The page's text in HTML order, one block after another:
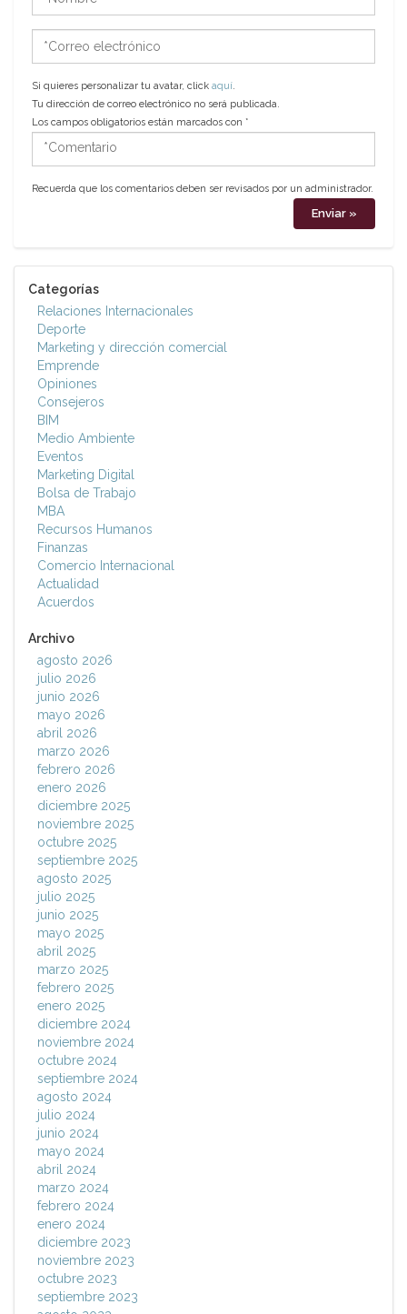
electrónico
Si quieres personalizar tu avatar, click aquí.
Tu dirección de correo electrónico no será publicada.
Los campos obligatorios están marcados con *
*Comentario
Recuerda que los comentarios deben ser revisados por un administrador.
Categorías
Relaciones Internacionales
Deporte
Marketing y dirección comercial
Emprende
Opiniones
Consejeros
BIM
Medio Ambiente
Eventos
Marketing Digital
Bolsa de Trabajo
MBA
Recursos Humanos
Finanzas
Comercio Internacional
Actualidad
Acuerdos
Archivo
agosto 2026
julio 2026
junio 2026
mayo 2026
abril 2026
marzo 2026
febrero 2026
enero 2026
diciembre 2025
noviembre 2025
octubre 2025
septiembre 2025
agosto 2025
julio 2025
junio 2025
mayo 2025
abril 2025
marzo 2025
febrero 2025
enero 2025
diciembre 2024
noviembre 2024
octubre 2024
septiembre 2024
agosto 2024
julio 2024
junio 2024
mayo 2024
abril 2024
marzo 2024
febrero 2024
enero 2024
diciembre 2023
noviembre 2023
octubre 2023
septiembre 2023